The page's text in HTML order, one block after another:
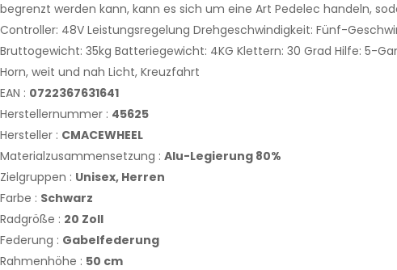
begrenzt werden kann, kann es sich um eine Art Pedelec handeln,
Controller: 48V Leistungsregelung Drehgeschwindigkeit: Fünf-
Bruttogewicht: 35kg Batteriegewicht: 4KG Klettern: 30 Grad Hilfe: 5-
Horn, weit und nah Licht, Kreuzfahrt
EAN : 0722367631641
Herstellernummer : 45625
Hersteller : CMACEWHEEL
Materialzusammensetzung : Alu-Legierung 80%
Zielgruppen : Unisex, Herren
Farbe : Schwarz
Radgröße : 20 Zoll
Federung : Gabelfederung
Rahmenhöhe : 50 cm